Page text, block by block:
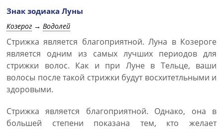
Знак зодиака Луны
Козерог → Водолей
Стрижка является благоприятной. Луна в Козероге
является одним из самых лучших периодов для
стрижки волос. Как и при Луне в Тельце, ваши
волосы после такой стрижки будут восхитетльными и
здоровыми.
Стрижка является благоприятной. Однако, она в
большей степени показана тем, кто желает